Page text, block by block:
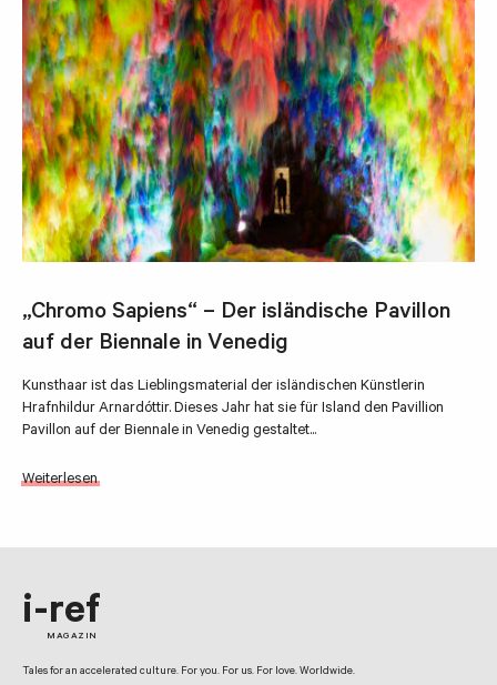
„Chromo Sapiens“ – Der isländische Pavillon
auf der Biennale in Venedig
Kunsthaar ist das Lieblingsmaterial der isländischen Künstlerin
Hrafnhildur Arnardóttir. Dieses Jahr hat sie für Island den Pavillion
Pavillon auf der Biennale in Venedig gestaltet...
Weiterlesen
i-ref
MAGAZIN
Tales for an accelerated culture. For you. For us. For love. Worldwide.